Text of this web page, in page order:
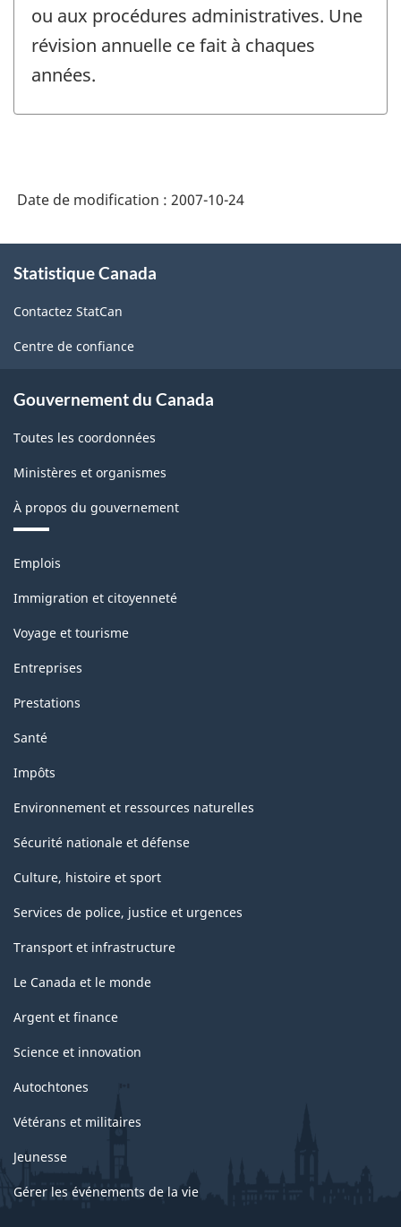
ou aux procédures administratives. Une
révision annuelle ce fait à chaques
années.
Date de modification : 2007-10-24
propos
ce
site
Statistique Canada
Contactez StatCan
Centre de confiance
Gouvernement du Canada
Toutes les coordonnées
Ministères et organismes
À propos du gouvernement
Thèmes
sujets
Emplois
Immigration et citoyenneté
Voyage et tourisme
Entreprises
Prestations
Santé
Impôts
Environnement et ressources naturelles
Sécurité nationale et défense
Culture, histoire et sport
Services de police, justice et urgences
Transport et infrastructure
Le Canada et le monde
Argent et finance
Science et innovation
Autochtones
Vétérans et militaires
Jeunesse
Gérer les événements de la vie